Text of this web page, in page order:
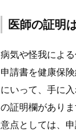
医師の証明
病気や怪我によ
申請書を健康保
にいって、手に
の証明欄があり
意点としては、